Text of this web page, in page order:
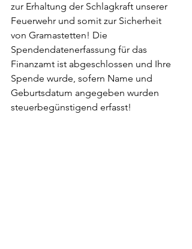
zur Erhaltung der Schlagkraft unserer
Feuerwehr und somit zur Sicherheit
von Gramastetten! Die
Spendendatenerfassung für das
Finanzamt ist abgeschlossen und Ihre
Spende wurde, sofern Name und
Geburtsdatum angegeben wurden
steuerbegünstigend erfasst!